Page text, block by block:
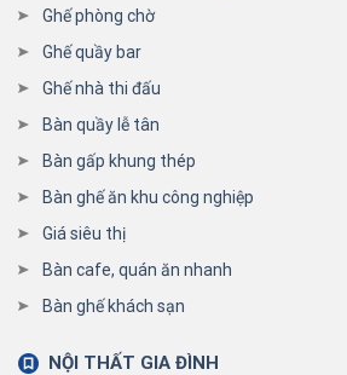
Ghế phòng chờ
Ghế quầy bar
Ghế nhà thi đấu
Bàn quầy lễ tân
Bàn gấp khung thép
Bàn ghế ăn khu công nghiệp
Giá siêu thị
Bàn cafe, quán ăn nhanh
Bàn ghế khách sạn
NỘI THẤT GIA ĐÌNH